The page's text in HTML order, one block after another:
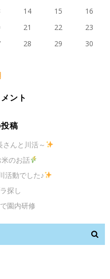
14 15
16
21 22
23
28 29
30
ント
稿
んと川活～
のお話
活動でした♪
探し
園内研修